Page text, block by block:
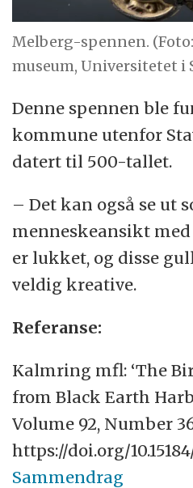
Melberg-spennen.
museum, Universitetet i
Denne spennen ble
kommune utenfor
datert til 500-tallet.
– Det kan også se ut
menneskeansikt
er lukket, og disse
veldig kreative.
Referanse:
Kalmring mfl: ‘The
from Black Earth
Volume 92, Number
https://doi.org/
Sammendrag